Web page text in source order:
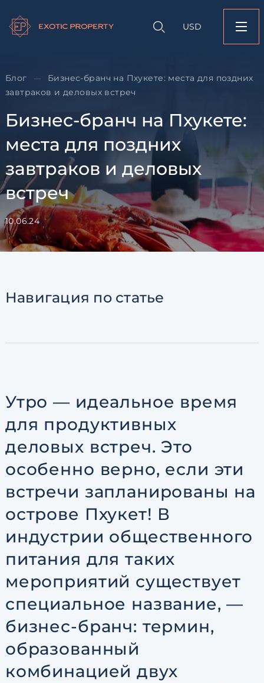
USD
Блог —
Бизнес-бранч на Пхукете: места для поздних
завтраков и деловых встреч
Бизнес-бранч на Пхукете:
места для поздних
завтраков и деловых
встреч
10.06.24
Навигация по статье
Утро — идеальное время
для продуктивных
деловых встреч. Это
особенно верно, если эти
встречи запланированы на
острове Пхукет! В
индустрии общественного
питания для таких
мероприятий существует
специальное название, —
бизнес-бранч: термин,
образованный
комбинацией двух
Оставить
Согласен с
по обработке
Я даю согласие на
рассылок
объекту
Бизнес-бранч на
места для поздних
Оставьте заявку и
недвижимости